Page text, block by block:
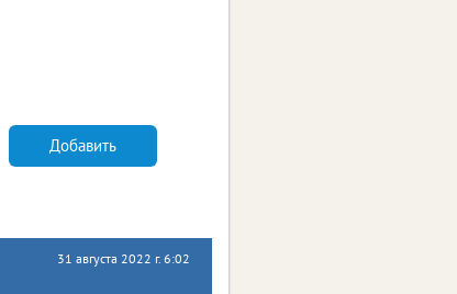
Добавить
31 августа 2022 г. 6:02